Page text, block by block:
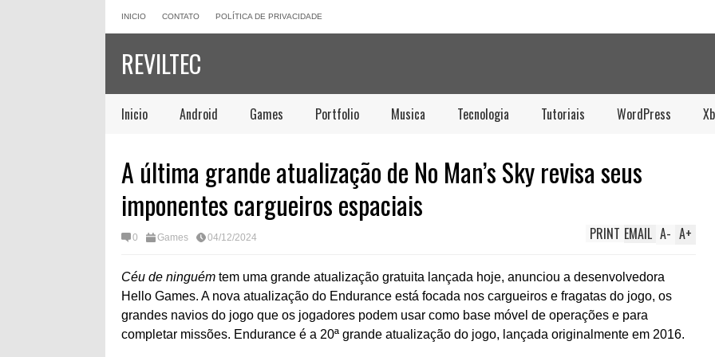
INICIO CONTATO POLÍTICA DE PRIVACIDADE
REVILTEC
Inicio Android Games Portfolio Musica Tecnologia Tutoriais WordPress
A última grande atualização de No Man’s Sky revisa seus
imponentes cargueiros espaciais
0 Games 04/12/2024 A+
A-
EMAIL
PRINT
Céu de ninguém tem uma grande atualização gratuita lançada hoje, anunciou a desenvolvedora
Hello Games. A nova atualização do Endurance está focada nos cargueiros e fragatas do jogo, os
grandes navios do jogo que os jogadores podem usar como base móvel de operações e para
completar missões. Endurance é a 20ª grande atualização do jogo, lançada originalmente em 2016.